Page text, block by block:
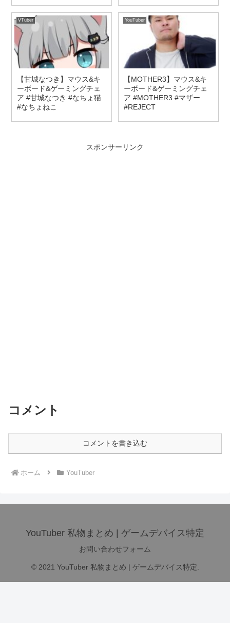
VTuber
【甘城なつき】マウス&キ
ーボード&ゲーミングチェ
ア #甘城なつき #なちょ猫
#なちょねこ
YouTuber
【MOTHER3】マウス&キ
ーボード&ゲーミングチェ
ア #MOTHER3 #マザー
#REJECT
スポンサーリンク
コメント
コメントを書き込む
ホーム YouTuber
YouTuber 私物まとめ | ゲームデバイス特定
お問い合わせフォーム
© 2021 YouTuber 私物まとめ | ゲームデバイス特定.